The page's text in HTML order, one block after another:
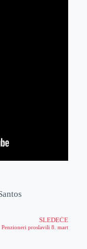
SLEDEĆE
Penzioneri proslavili 8. mart